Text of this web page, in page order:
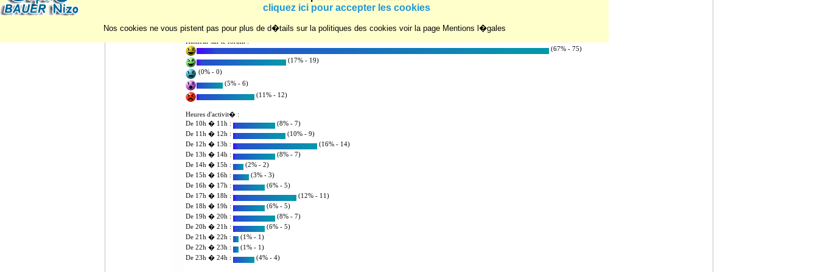
Statistiques d'utilisation du forum :
Nombre d'utilisateurs enregistr�s : 8
Humeur sur le forum :
(67% - 75)
(17% - 19)
(0% - 0)
(5% - 6)
(11% - 12)
Heures d'activit� :
De 10h � 11h :
(8% - 7)
De 11h � 12h :
(10% - 9)
De 12h � 13h :
(16% - 14)
De 13h � 14h :
(8% - 7)
De 14h � 15h :
(2% - 2)
De 15h � 16h :
(3% - 3)
De 16h � 17h :
(6% - 5)
De 17h � 18h :
(12% - 11)
De 18h � 19h :
(6% - 5)
De 19h � 20h :
(8% - 7)
De 20h � 21h :
(6% - 5)
De 21h � 22h :
(1% - 1)
De 22h � 23h :
(1% - 1)
De 23h � 24h :
(4% - 4)
cliquez ici pour accepter les cookies
Nos cookies ne vous pistent pas pour plus de d�tails sur la politiques des cookies voir la page Mentions l�gales